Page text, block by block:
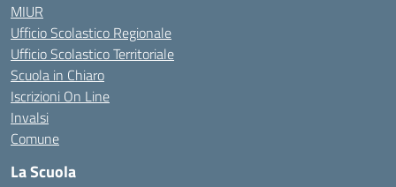
MIUR
Ufficio Scolastico Regionale
Ufficio Scolastico Territoriale
Scuola in Chiaro
Iscrizioni On Line
Invalsi
Comune
La Scuola